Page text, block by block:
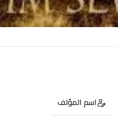
اسم المؤلف